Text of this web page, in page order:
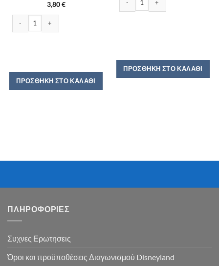
3,80€
ΠΡΟΣΘΉΚΗ ΣΤΟ ΚΑΛΆΘΙ
ΠΡΟΣΘΉΚΗ ΣΤΟ ΚΑΛΆΘΙ
ΠΛΗΡΟΦΟΡΙΕΣ
Συχνες Ερωτησεις
Όροι και προϋποθέσεις Διαγωνισμού Disneyland